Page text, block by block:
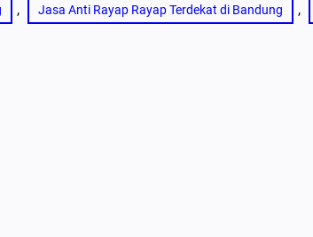
, Jasa Anti Rayap Rayap Terdekat di Bandung ,